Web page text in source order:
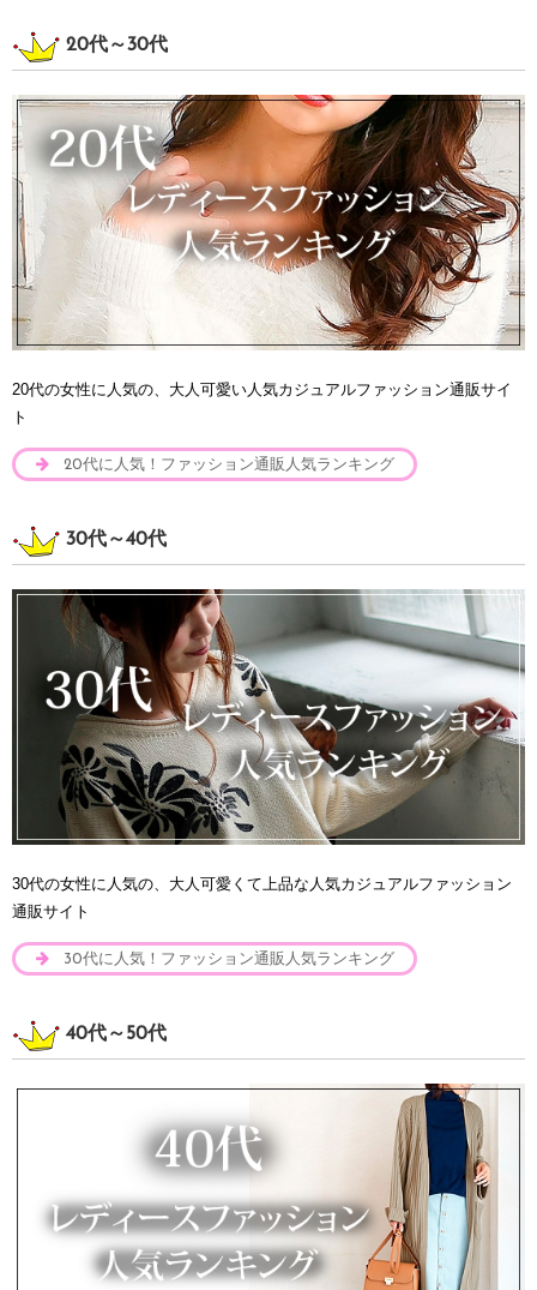
20代～30代
20代の女性に人気の、大人可愛い人気カジュアルファッション通販サイ
ト
20代に人気！ファッション通販人気ランキング
30代～40代
30代の女性に人気の、大人可愛くて上品な人気カジュアルファッション
通販サイト
30代に人気！ファッション通販人気ランキング
40代～50代